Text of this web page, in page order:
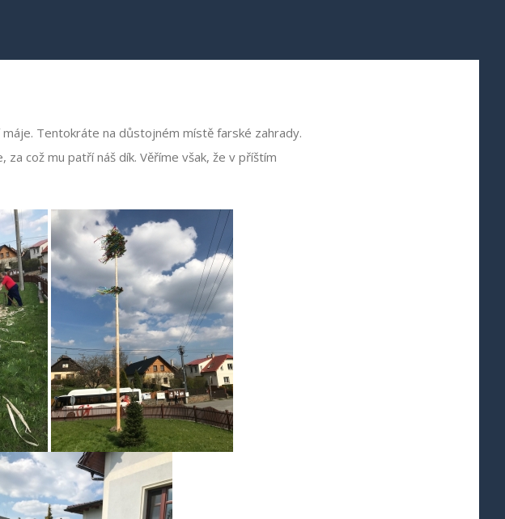
Tentokráte na důstojném místě farské zahrady.
což mu patří náš dík. Věříme však, že v příštím